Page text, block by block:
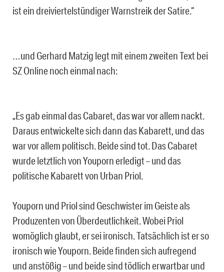
ist ein dreiviertelstündiger Warnstreik der Satire.“
…und Gerhard Matzig legt mit einem zweiten Text bei
SZ Online noch einmal nach:
„Es gab einmal das Cabaret, das war vor allem nackt.
Daraus entwickelte sich dann das Kabarett, und das
war vor allem politisch. Beide sind tot. Das Cabaret
wurde letztlich von Youporn erledigt – und das
politische Kabarett von Urban Priol.
Youporn und Priol sind Geschwister im Geiste als
Produzenten von Überdeutlichkeit. Wobei Priol
womöglich glaubt, er sei ironisch. Tatsächlich ist er so
ironisch wie Youporn. Beide finden sich aufregend
und anstößig – und beide sind tödlich erwartbar und